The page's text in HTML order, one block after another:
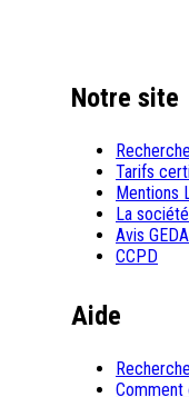
Notre site
Recherche
Tarifs
Mentions
La
Avis
CCPD
Aide
Comment